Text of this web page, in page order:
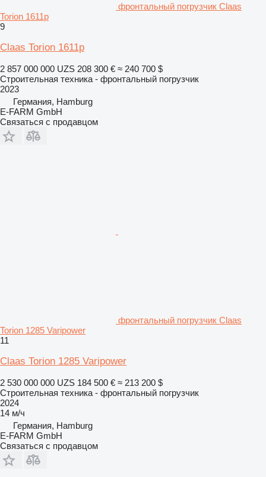
фронтальный погрузчик Claas
Torion 1611p
9
Claas Torion 1611p
2 857 000 000 UZS 208 300 € ≈ 240 700 $
Строительная техника - фронтальный погрузчик
2023
Германия, Hamburg
E-FARM GmbH
Связаться с продавцом
фронтальный погрузчик Claas
Torion 1285 Varipower
11
Claas Torion 1285 Varipower
2 530 000 000 UZS 184 500 € ≈ 213 200 $
Строительная техника - фронтальный погрузчик
2024
14 м/ч
Германия, Hamburg
E-FARM GmbH
Связаться с продавцом